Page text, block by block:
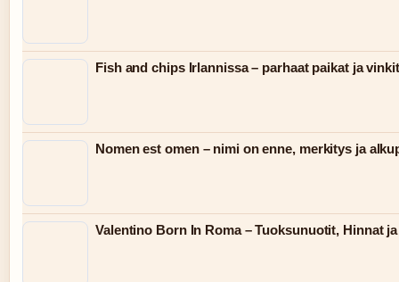
Fish and chips Irlannissa – parhaat paikat ja vinkit
Nomen est omen – nimi on enne, merkitys ja
Valentino Born In Roma – Tuoksunuotit, Hinnat